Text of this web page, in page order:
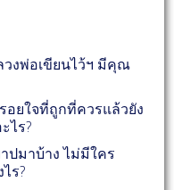
งพ่อเขียนไว้ฯ มีคุณ
อยใจที่ถูกที่ควรแล้วยัง
ไร?
ปมาบ้าง ไม่มีใคร
ร?